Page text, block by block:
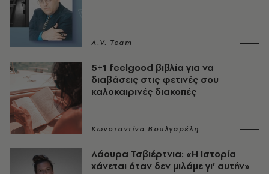
A.V. Team
5+1 feelgood βιβλία για να
διαβάσεις στις φετινές σου
καλοκαιρινές διακοπές
Κωνσταντίνα Βουλγαρέλη
Λάουρα Τσβιέρτνια: «Η Ιστορία
χάνεται όταν δεν μιλάμε γι’ αυτήν»